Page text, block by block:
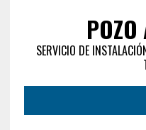
SERVICIO DE